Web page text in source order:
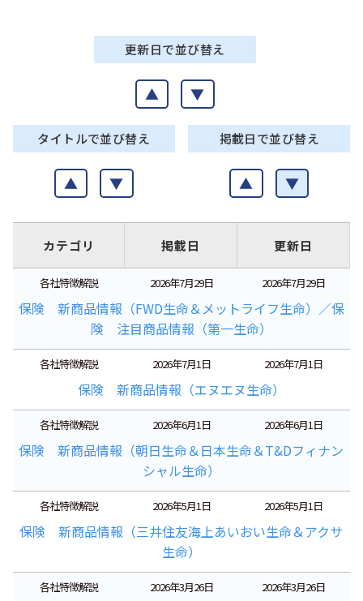
更新日で並び替え
▲ ▼
タイトルで並び替え
▲ ▼
掲載日で並び替え
▲ ▼
カテゴリ 掲載日 更新日
各社特徴解説 2026年7月29日 2026年7月29日
保険 新商品情報（FWD生命＆メットライフ生命）／保
険 注目商品情報（第一生命）
各社特徴解説 2026年7月1日 2026年7月1日
保険 新商品情報（エヌエヌ生命）
各社特徴解説 2026年6月1日 2026年6月1日
保険 新商品情報（朝日生命＆日本生命＆T&Dフィナン
シャル生命）
各社特徴解説 2026年5月1日 2026年5月1日
保険 新商品情報（三井住友海上あいおい生命＆アクサ
生命）
各社特徴解説 2026年3月26日 2026年3月26日